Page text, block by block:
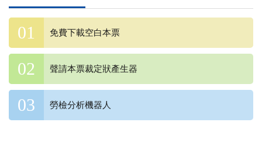
免費下載空白本票
聲請本票裁定狀產生器
勞檢分析機器人